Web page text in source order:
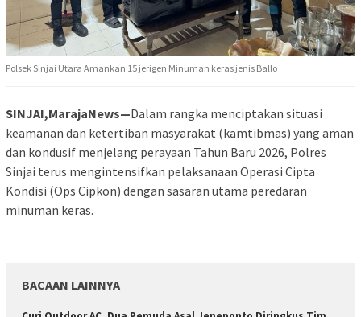
Polsek Sinjai Utara Amankan 15 jerigen Minuman keras jenis Ballo
SINJAI,MarajaNews—Dalam rangka menciptakan situasi
keamanan dan ketertiban masyarakat (kamtibmas) yang aman
dan kondusif menjelang perayaan Tahun Baru 2026, Polres
Sinjai terus mengintensifkan pelaksanaan Operasi Cipta
Kondisi (Ops Cipkon) dengan sasaran utama peredaran
minuman keras.
BACAAN LAINNYA